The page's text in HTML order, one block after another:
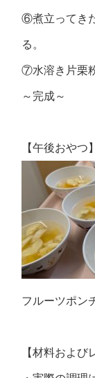
⑥煮立ってき
る。
⑦水溶き片栗
～完成～
【午後おやつ】
フルーツポン
【材料および